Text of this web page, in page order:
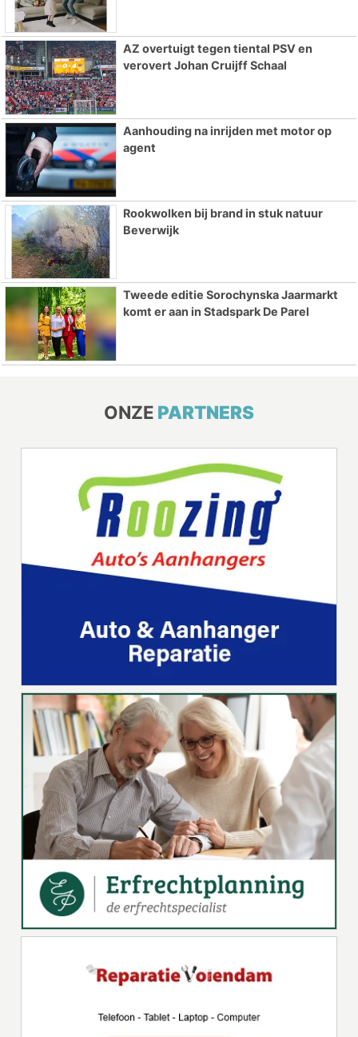
AZ overtuigt tegen tiental PSV en
verovert Johan Cruijff Schaal
Aanhouding na inrijden met motor op
agent
Rookwolken bij brand in stuk natuur
Beverwijk
Tweede editie Sorochynska Jaarmarkt
komt er aan in Stadspark De Parel
ONZE PARTNERS